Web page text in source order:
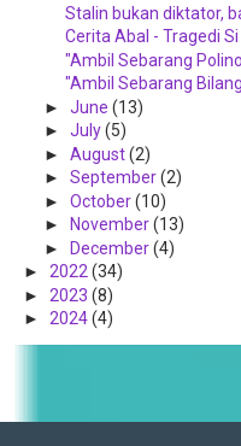
Stalin bukan diktator,
Cerita Abal - Tragedi
"Ambil Sebarang
"Ambil Sebarang
► June (13)
► July(5)
► August(2)
► September(2)
► October(10)
►
November(13)
► December(4)
► 2022 (34)
► 2023 (8)
► 2024(4)